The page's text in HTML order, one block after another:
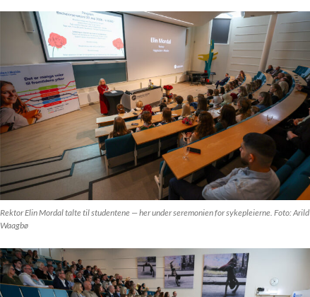
Rektor Elin Mordal talte til studentene — her under seremonien for sykepleierne. Foto: Arild
Waagbø